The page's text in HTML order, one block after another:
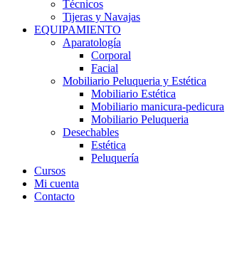
Técnicos
Tijeras y Navajas
EQUIPAMIENTO
Aparatología
Corporal
Facial
Mobiliario Peluqueria y Estética
Mobiliario Estética
Mobiliario manicura-pedicura
Mobiliario Peluqueria
Desechables
Estética
Peluquería
Cursos
Mi cuenta
Contacto